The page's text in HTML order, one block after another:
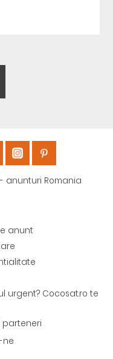
anunturi Romania
anunt
Cocosat.ro te
parteneri
ne